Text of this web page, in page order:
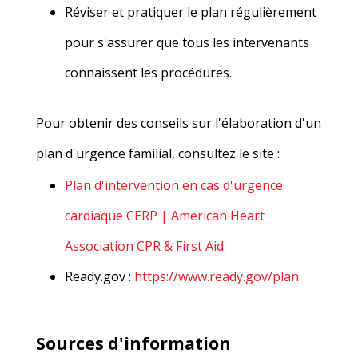
Réviser et pratiquer le plan régulièrement
pour s'assurer que tous les intervenants
connaissent les procédures.
Pour obtenir des conseils sur l'élaboration d'un
plan d'urgence familial, consultez le site :
Plan d'intervention en cas d'urgence
cardiaque CERP | American Heart
Association CPR & First Aid
Ready.gov : https://www.ready.gov/plan
Sources d'information